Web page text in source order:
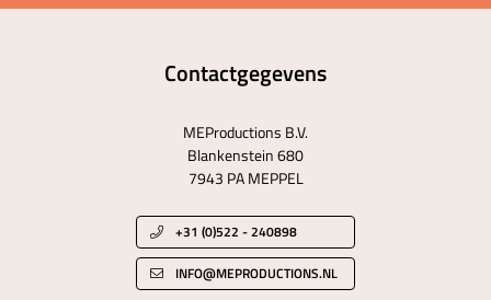
Contactgegevens
MEProductions B.V.
Blankenstein 680
7943 PA MEPPEL
+31 (0)522 - 240898
INFO@MEPRODUCTIONS.NL